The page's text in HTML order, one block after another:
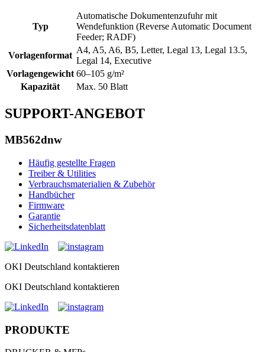
Typ
Automatische Dokumentenzufuhr mit
Wendefunktion (Reverse Automatic Document
Feeder; RADF)
Vorlagenformat
A4, A5, A6, B5, Letter, Legal 13, Legal 13.5,
Legal 14, Executive
Vorlagengewicht 60–105 g/m²
Kapazität
Max. 50 Blatt
SUPPORT-ANGEBOT
MB562dnw
Häufig gestellte Fragen
Treiber & Utilities
Verbrauchsmaterialien & Zubehör
Handbücher
Firmware
Garantie
Sicherheitsdatenblatt
OKI Deutschland kontaktieren
OKI Deutschland kontaktieren
PRODUKTE